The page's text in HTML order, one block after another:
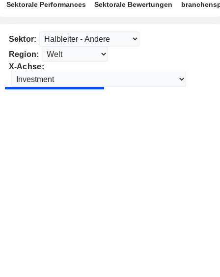
Sektorale Performances Sektorale Bewertungen
Sektor:
Region:
X-Achse: